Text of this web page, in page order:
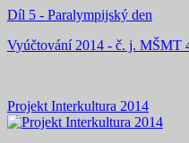
Díl 5 - Paralympijský den
Vyúčtování 2014 - č. j. MŠMT
Projekt Interkultura 2014